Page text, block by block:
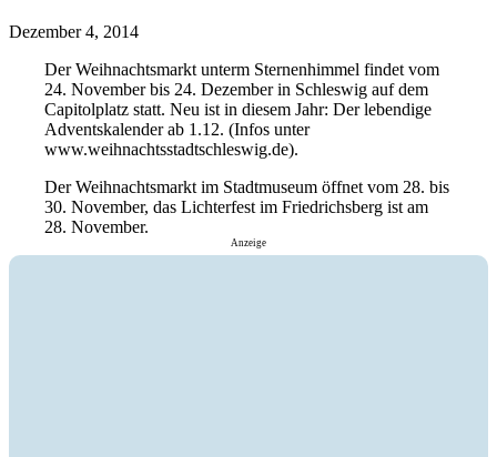
Dezember 4, 2014
Der Weihnachtsmarkt unterm Sternenhimmel findet vom
24. November bis 24. Dezember in Schleswig auf dem
Capitolplatz statt. Neu ist in diesem Jahr: Der lebendige
Adventskalender ab 1.12. (Infos unter
www.weihnachtsstadtschleswig.de).
Der Weihnachtsmarkt im Stadtmuseum öffnet vom 28. bis
30. November, das Lichterfest im Friedrichsberg ist am
28. November.
Anzeige